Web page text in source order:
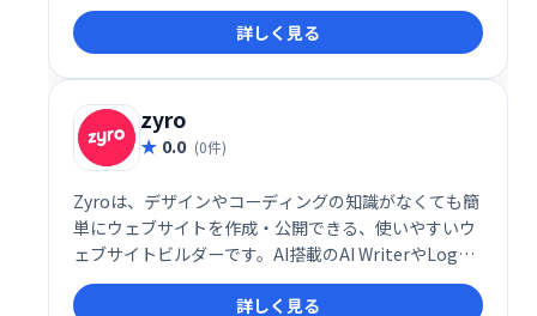
ートにより、カスタマイズ不要で手軽に始められま
す。正確な在庫管理、配送先ベースの配送設定、高度
な検索機能など、ビジネスに必要な機能を備えていま
す。28万人以上のストアオーナーが利用する実績ある
システムです。
詳しく見る
zyro
0.0 (0件)
Zyroは、デザインやコーディングの知識がなくても簡
単にウェブサイトを作成・公開できる、使いやすいウ
ェブサイトビルダーです。AI搭載のAI WriterやLogo
Makerなどの機能で、短時間でプロフェッショナルな
ウェブサイトを構築可能。コピーライターやデザイナ
詳しく見る